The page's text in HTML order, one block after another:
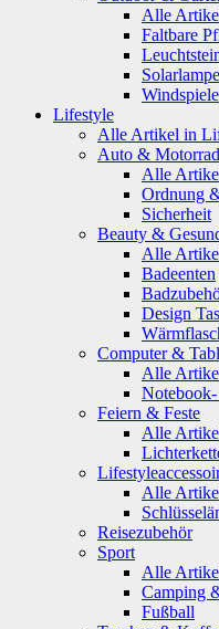
Alle
Faltbare
Windspiele
Lifestyle
Alle Artikel in
Auto & Motorrad
Alle
Ordnung
Sicherheit
Beauty &
Alle
Badeenten
Design
Computer &
Alle
Feiern & Feste
Alle
Alle
Reisezubehör
Sport
Alle
Camping
Fußball